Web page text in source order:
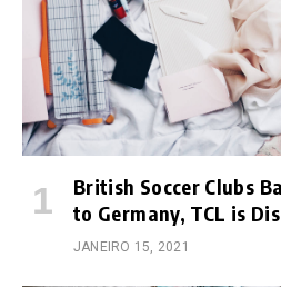
British Soccer Clubs
to Germany, TCL is
JANEIRO 15, 2021